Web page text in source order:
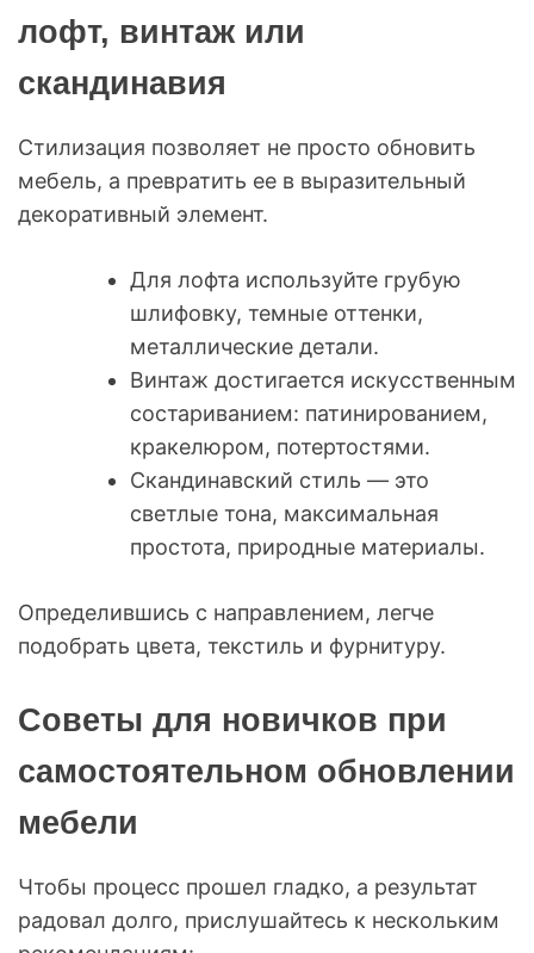
лофт, винтаж или
скандинавия
Стилизация позволяет не просто обновить
мебель, а превратить ее в выразительный
декоративный элемент.
Для лофта используйте грубую
шлифовку, темные оттенки,
металлические детали.
Винтаж достигается искусственным
состариванием: патинированием,
кракелюром, потертостями.
Скандинавский стиль — это
светлые тона, максимальная
простота, природные материалы.
Определившись с направлением, легче
подобрать цвета, текстиль и фурнитуру.
Советы для новичков при
самостоятельном обновлении
мебели
Чтобы процесс прошел гладко, а результат
радовал долго, прислушайтесь к нескольким